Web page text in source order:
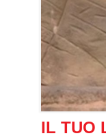
IL TUO